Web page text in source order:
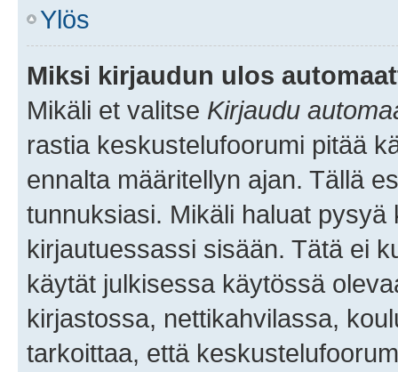
Ylös
Miksi kirjaudun ulos
Mikäli et valitse Kirjaudu
rastia keskustelufoorumi pitää
ennalta määritellyn ajan. Tällä
tunnuksiasi. Mikäli haluat
kirjautuessassi sisään. Tätä ei
käytät julkisessa käytössä
kirjastossa, nettikahvilassa,
tarkoittaa, että